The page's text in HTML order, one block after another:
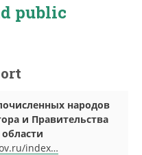
public
народов
и Правительства
index…